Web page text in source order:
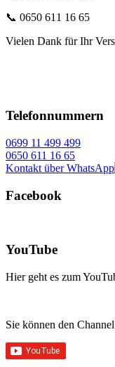
📞 0650 611 16 65
Vielen Dank für Ihr
Telefonnummern
0699 11 499 499
0650 611 16 65
Kontakt über WhatsApp
Facebook
YouTube
Hier geht es zum
Sie können den